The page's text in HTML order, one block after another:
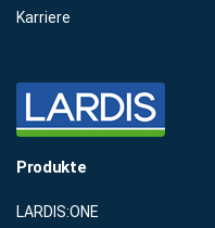
Karriere
Produkte
LARDIS:ONE